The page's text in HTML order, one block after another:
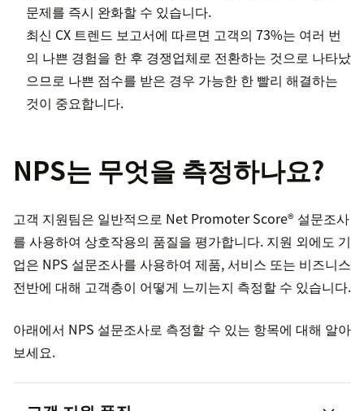
문제를 즉시 완화할 수 있습니다.
최신 CX 트렌드 보고서에 따르면 고객의 73%는 여러 번
의 나쁜 경험을 한 후 경쟁업체로 전환하는 것으로 나타났
으므로 나쁜 점수를 받은 경우 가능한 한 빨리 해결하는
것이 중요합니다.
NPS는 무엇을 측정하나요?
고객 지원팀은 일반적으로 Net Promoter Score® 설문조사
를 사용하여 상호작용의 품질을 평가합니다. 지원 외에도 기
업은 NPS 설문조사를 사용하여 제품, 서비스 또는 비즈니스
전반에 대해 고객층이 어떻게 느끼는지 측정할 수 있습니다.
아래에서 NPS 설문조사로 측정할 수 있는 항목에 대해 알아
보세요.